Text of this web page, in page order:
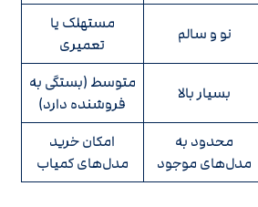
نو و سالم
مستهلک یا
تعمیری
بسیار بالا
متوسط (بستگی به
فروشنده دارد)
محدود به
مدل‌های موجود
امکان خرید
مدل‌های کمیاب